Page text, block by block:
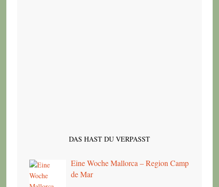
DAS HAST DU VERPASST
Eine Woche Mallorca – Region Camp
de Mar